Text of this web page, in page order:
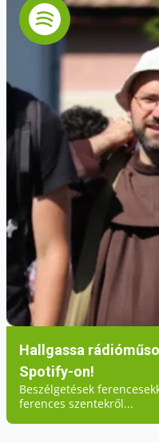
Hallgassa
Spotify-on!
Beszélgetések
ferences szentekről...